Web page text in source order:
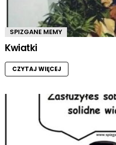
SPIZGANE MEMY
Kwiatki
CZYTAJ WIĘCEJ